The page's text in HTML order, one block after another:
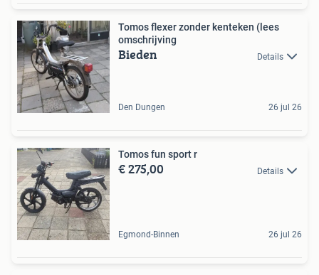
Tomos flexer zonder kenteken (lees
omschrijving
Bieden Details
Den Dungen 26 jul 26
Tomos fun sport r
€ 275,00 Details
Egmond-Binnen 26 jul 26